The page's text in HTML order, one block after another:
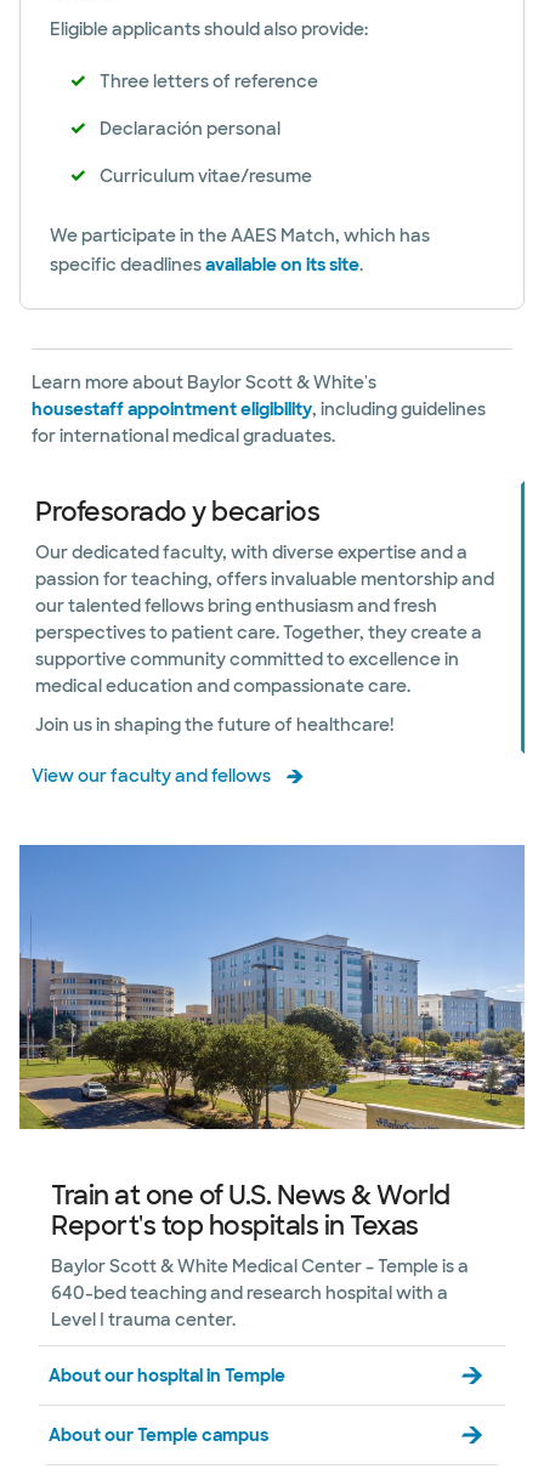
Eligible applicants should also provide:
Three letters of reference
Declaración personal
Curriculum vitae/resume
We participate in the AAES Match, which has
specific deadlinesavailable on its site.
Learn more about Baylor Scott & White's
housestaff appointment eligibility, including guidelines
for international medical graduates.
Profesorado y becarios
Our dedicated faculty, with diverse expertise and a
passion for teaching, offers invaluable mentorship and
our talented fellows bring enthusiasm and fresh
perspectives to patient care. Together, they create a
supportive community committed to excellence in
medical education and compassionate care.
Join us in shaping the future of healthcare!
View our faculty and fellows
Train at one of U.S. News & World
Report's top hospitals in Texas
Baylor Scott & White Medical Center – Temple is a
640-bed teaching and research hospital with a
Level I trauma center.
About our hospital in Temple
About our Temple campus